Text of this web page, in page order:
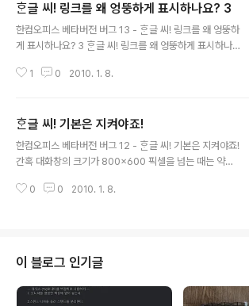
ᄒᆞᆫ글 씨! 링크를 왜 엉뚱하게 표시하나요? 3
한컴오피스 베타버전 버그 13 - ᄒᆞᆫ글 씨! 링크를 왜 엉뚱하
게 표시하나요? 3 ᄒᆞᆫ글 씨! 링크를 왜 엉뚱하게 표시하나
2 문서를 작성하면서 예상보다 사태가 심각하다고 여기게
인했습니다. 물론 이전에 제가 예상했던 그 원인 때문이었
습니다. 바로 열어 본 링크와 열어 보지 않은 링크에 대한
정보를 파일 포맷에서 따로 관리하지 않고, 문서 내용으로
으키고 있습니다. 2. 개발자의 답변 2010년 1월 7일 버그
1 0 2010. 1. 8.
ᄒᆞᆫ글 씨! 기본은 지켜야죠!
한컴오피스 베타버전 버그 12 - ᄒᆞᆫ글 씨! 기본은 지켜야죠!
간혹 대화창의 크기가 800×600 픽셀을 넘는 때는 약간
각하지 않겠지만, 윈도XP에서는 기본 해상도가 800×60
아닌 버그가 되어 버립니다. 1. 벌레의 유형 여보세요, ᄒᆞᆫ글
씨! 기본은 지켜야죠! 제 블로그의 경우에도 최악의 경우를
고려하지 않은 점이 있습니다. 그렇기에 조금 엉뚱한 경고
0 0 2010. 1. 8.
이 블로그 인기글